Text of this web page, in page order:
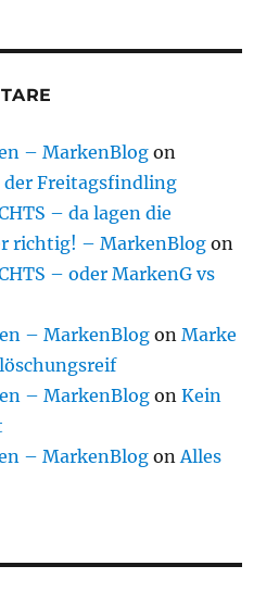
– MarkenBlog on
der Freitagsfindling
– da lagen die
richtig! – MarkenBlog on
– oder MarkenG vs
– MarkenBlog onMarke
– MarkenBlog onKein
– MarkenBlog onAlles